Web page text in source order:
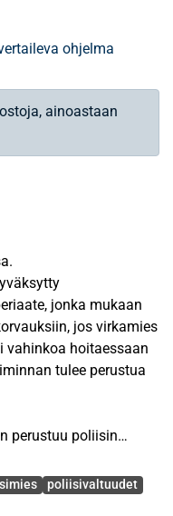
ohjelma
ainoastaan
jonka mukaan
jos virkamies
vahinkoa hoitaessaan
tulee perustua
perustuu poliisin
Mitä tapahtuu,
poliisivaltuudet